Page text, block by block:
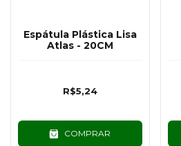
Espátula Plástica Lisa
Atlas - 20CM
R$5,24
COMPRAR